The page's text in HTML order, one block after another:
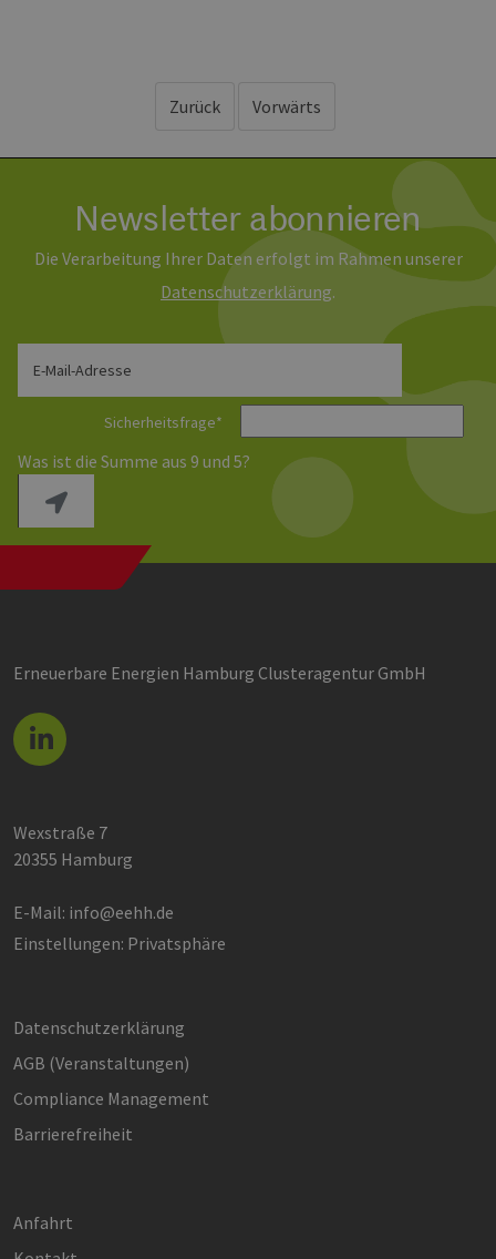
Zurück Vorwärts
Newsletter abonnieren
Die Verarbeitung Ihrer Daten erfolgt im Rahmen unserer
Daten­schutz­erklärung.
E-Mail-Adresse
Sicherheitsfrage*
Was ist die Summe aus 9 und 5?
Erneuerbare Energien Hamburg Clusteragentur GmbH
Wexstraße 7
20355 Hamburg
E-Mail: info@eehh.de
Einstellungen: Privatsphäre
Datenschutzerklärung
AGB (Ver­an­stal­tun­gen)
Compliance Management
Barrierefreiheit
Anfahrt